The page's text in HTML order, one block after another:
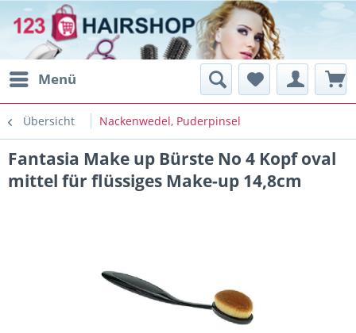
Menü
Übersicht Nackenwedel, Puderpinsel
Fantasia Make up Bürste No 4 Kopf oval
mittel für flüssiges Make-up 14,8cm